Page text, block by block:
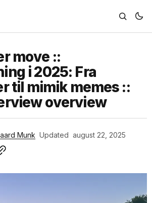
move ::
i 2025: Fra
til mimik memes ::
overview
Munk Updated august 22, 2025